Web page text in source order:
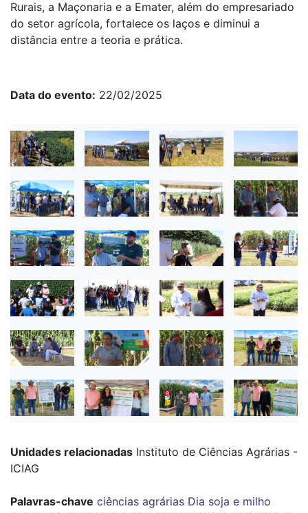
Rurais, a Maçonaria e a Emater, além do empresariado
do setor agrícola, fortalece os laços e diminui a
distância entre a teoria e prática.
Data do evento 22/02/2025
Unidades relacionadas Instituto de Ciências Agrárias -
ICIAG
Palavras-chave ciências agrárias Dia soja e milho